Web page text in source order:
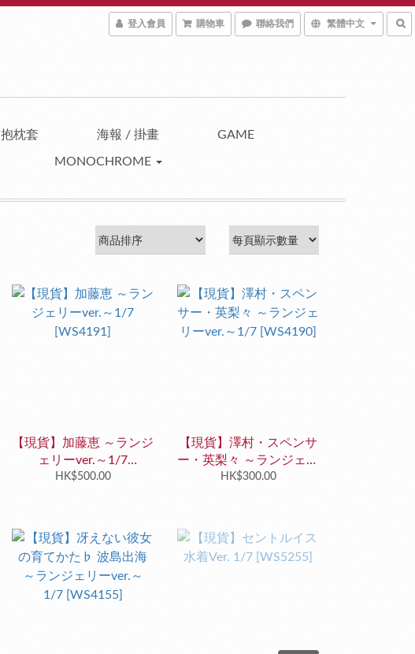
登入會員 購物車 聯絡我們 繁體中文
抱枕套 海報 / 掛畫 GAME
MONOCHROME
【現貨】加藤恵 ～ランジ
ェリーver.～1/7
[WS4191]
HK$500.00
【現貨】澤村・スペンサ
ー・英梨々 ～ランジェリ
ーver.～1/7 [WS4190]
HK$300.00